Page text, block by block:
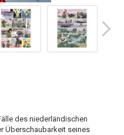
des niederländischen
Überschaubarkeit seines